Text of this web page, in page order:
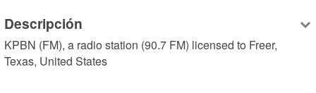
Descripción
KPBN (FM), a radio station (90.7 FM) licensed to Freer,
Texas, United States